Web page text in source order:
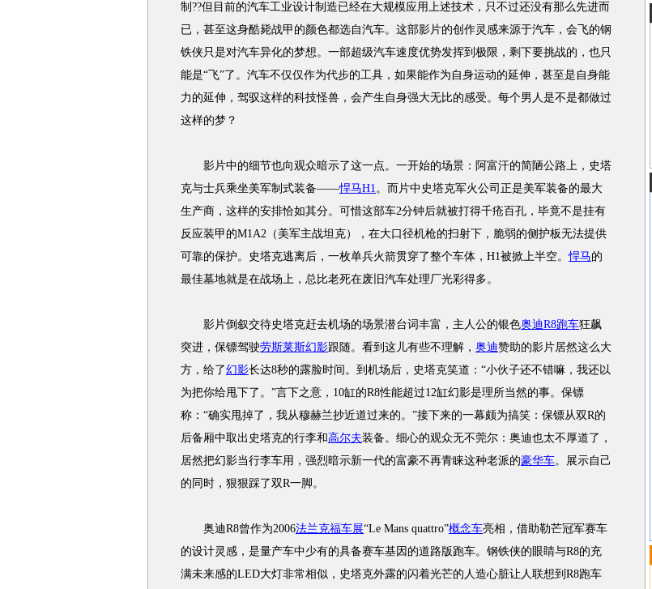
制??但目前的汽车工业设计制造已经在大规模应用上述技术，只不过还没有那么先进而
已，甚至这身酷毙战甲的颜色都选自汽车。这部影片的创作灵感来源于汽车，会飞的钢
铁侠只是对汽车异化的梦想。一部超级汽车速度优势发挥到极限，剩下要挑战的，也只
能是“飞”了。汽车不仅仅作为代步的工具，如果能作为自身运动的延伸，甚至是自身能
力的延伸，驾驭这样的科技怪兽，会产生自身强大无比的感受。每个男人是不是都做过
这样的梦？
影片中的细节也向观众暗示了这一点。一开始的场景：阿富汗的简陋公路上，史塔
克与士兵乘坐美军制式装备——悍马H1。而片中史塔克军火公司正是美军装备的最大
生产商，这样的安排恰如其分。可惜这部车2分钟后就被打得千疮百孔，毕竟不是挂有
反应装甲的M1A2（美军主战坦克），在大口径机枪的扫射下，脆弱的侧护板无法提供
可靠的保护。史塔克逃离后，一枚单兵火箭贯穿了整个车体，H1被掀上半空。悍马的
最佳墓地就是在战场上，总比老死在废旧汽车处理厂光彩得多。
影片倒叙交待史塔克赶去机场的场景潜台词丰富，主人公的银色奥迪R8跑车狂飙
突进，保镖驾驶劳斯莱斯幻影跟随。看到这儿有些不理解， 奥迪赞助的影片居然这么大
方，给了幻影长达8秒的露脸时间。到机场后，史塔克笑道：“小伙子还不错嘛，我还以
为把你给甩下了。”言下之意，10缸的R8性能超过12缸幻影是理所当然的事。保镖
称：“确实甩掉了，我从穆赫兰抄近道过来的。”接下来的一幕颇为搞笑：保镖从双R的
后备厢中取出史塔克的行李和高尔夫装备。细心的观众无不莞尔： 奥迪也太不厚道了，
居然把幻影当行李车用，强烈暗示新一代的富豪不再青睐这种老派的豪华车。展示自己
的同时，狠狠踩了双R一脚。
奥迪R8曾作为2006法兰克福车展“Le Mans quattro”概念车亮相，借助勒芒冠军赛车
的设计灵感，是量产车中少有的具备赛车基因的道路版 跑车。钢铁侠的眼睛与R8的充
满未来感的LED大灯非常相似，史塔克外露的闪着光芒的人造心脏让人联想到R8跑车